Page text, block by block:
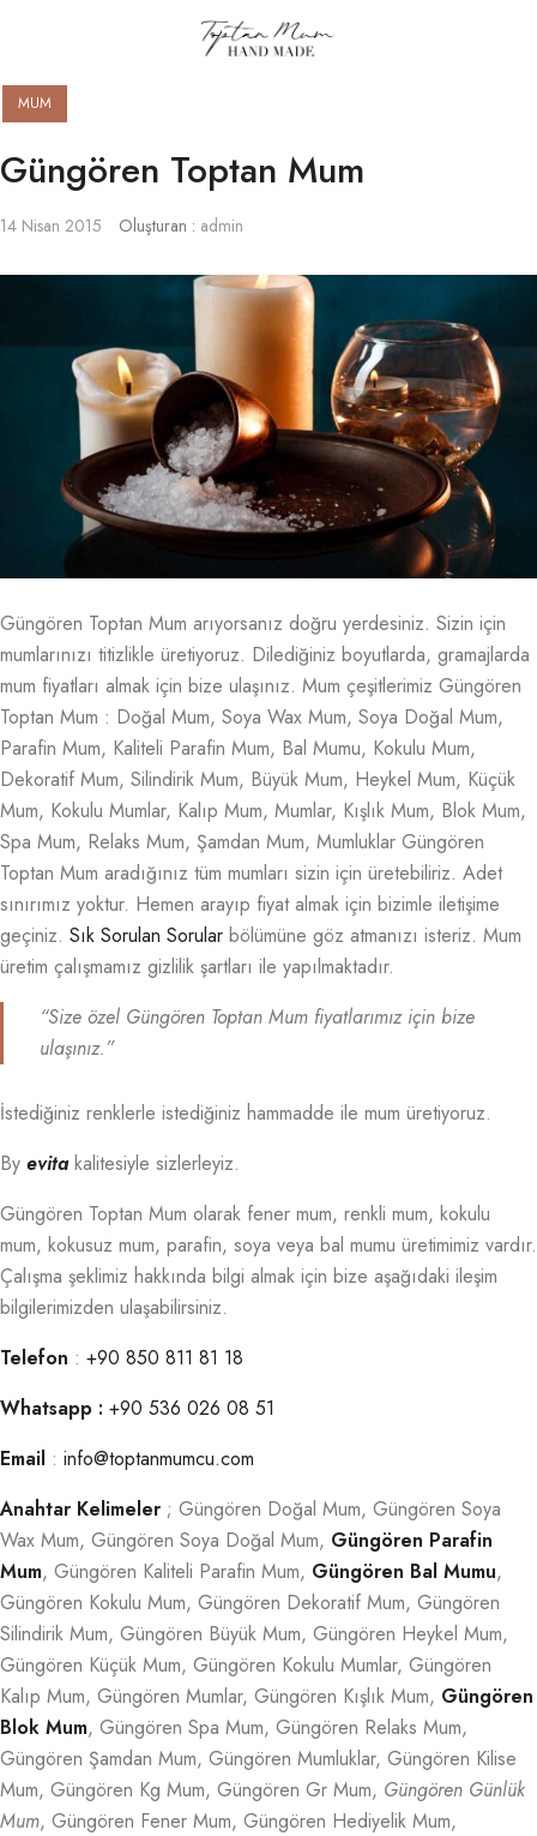
MUM
Güngören Toptan Mum
14 Nisan 2015 Oluşturan : admin
Güngören Toptan Mum arıyorsanız doğru yerdesiniz. Sizin için
mumlarınızı titizlikle üretiyoruz. Dilediğiniz boyutlarda, gramajlarda
mum fiyatları almak için bize ulaşınız. Mum çeşitlerimiz Güngören
Toptan Mum : Doğal Mum, Soya Wax Mum, Soya Doğal Mum,
Parafin Mum, Kaliteli Parafin Mum, Bal Mumu, Kokulu Mum,
Dekoratif Mum, Silindirik Mum, Büyük Mum, Heykel Mum, Küçük
Mum, Kokulu Mumlar, Kalıp Mum, Mumlar, Kışlık Mum, Blok Mum,
Spa Mum, Relaks Mum, Şamdan Mum, Mumluklar Güngören
Toptan Mum aradığınız tüm mumları sizin için üretebiliriz. Adet
sınırımız yoktur. Hemen arayıp fiyat almak için bizimle iletişime
geçiniz. Sık Sorulan Sorular bölümüne göz atmanızı isteriz. Mum
üretim çalışmamız gizlilik şartları ile yapılmaktadır.
“Size özel Güngören Toptan Mum fiyatlarımız için bize
ulaşınız.”
İstediğiniz renklerle istediğiniz hammadde ile mum üretiyoruz.
By evitakalitesiyle sizlerleyiz.
Güngören Toptan Mum olarak fener mum, renkli mum, kokulu
mum, kokusuz mum, parafin, soya veya bal mumu üretimimiz vardır.
Çalışma şeklimiz hakkında bilgi almak için bize aşağıdaki ileşim
bilgilerimizden ulaşabilirsiniz.
Telefon : +90 850 811 81 18
Whatsapp : +90 536 026 08 51
Email : info@toptanmumcu.com
Anahtar Kelimeler ; Güngören Doğal Mum, Güngören Soya
Wax Mum, Güngören Soya Doğal Mum, Güngören Parafin
Mum, Güngören Kaliteli Parafin Mum, Güngören Bal Mumu,
Güngören Kokulu Mum, Güngören Dekoratif Mum, Güngören
Silindirik Mum, Güngören Büyük Mum, Güngören Heykel Mum,
Güngören Küçük Mum, Güngören Kokulu Mumlar, Güngören
Kalıp Mum, Güngören Mumlar, Güngören Kışlık Mum, Güngören
Blok Mum, Güngören Spa Mum, Güngören Relaks Mum,
Güngören Şamdan Mum, Güngören Mumluklar, Güngören Kilise
Mum, Güngören Kg Mum, Güngören Gr Mum, Güngören Günlük
Mum, Güngören Fener Mum, Güngören Hediyelik Mum,